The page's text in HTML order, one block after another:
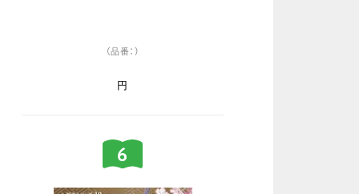
（品番：）
円